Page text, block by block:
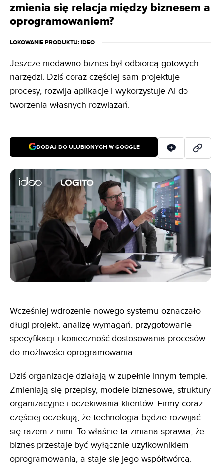
zmienia się relacja między biznesem a
oprogramowaniem?
LOKOWANIE PRODUKTU: IDEO
Jeszcze niedawno biznes był odbiorcą gotowych
narzędzi. Dziś coraz częściej sam projektuje
procesy, rozwija aplikacje i wykorzystuje AI do
tworzenia własnych rozwiązań.
DODAJ DO ULUBIONYCH W GOOGLE
Wcześniej wdrożenie nowego systemu oznaczało
długi projekt, analizę wymagań, przygotowanie
specyfikacji i konieczność dostosowania procesów
do możliwości oprogramowania.
Dziś organizacje działają w zupełnie innym tempie.
Zmieniają się przepisy, modele biznesowe, struktury
organizacyjne i oczekiwania klientów. Firmy coraz
częściej oczekują, że technologia będzie rozwijać
się razem z nimi. To właśnie ta zmiana sprawia, że
biznes przestaje być wyłącznie użytkownikiem
oprogramowania, a staje się jego współtwórcą.